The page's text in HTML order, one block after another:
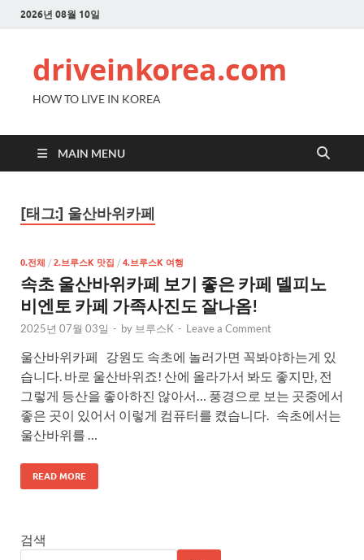
2026년 08월 10일
driveinkorea.com
HOW TO LIVE IN KOREA
MAIN MENU
[태그:] 울산바위카페
0.전체 / 2.브루스K 맛집 / 4.브루스K 여행
속초 울산바위카페 보기 좋은 카페 델피노
비엔토 카페 가족사진도 잘나옴!
2025년 07월 03일 - by 브루스K - Leave a Comment
울산바위카페 강원도 속초에 놀러가면 꼭봐야하는게 있
습니다. 바로 울산바위죠! 산에 올라가서 봐도 좋지만, 전
그렇게 등산을 좋아하진 않아서… 풍경으로 보는 곳중에서
좋은 곳이 있어서 이렇게 컴퓨터를 켰습니다. 속초에서는
울산바위를 …
READ MORE
검색